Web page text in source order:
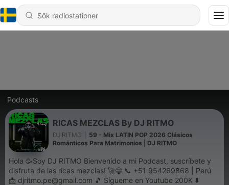
Podcasts
RICAS MEZCLAS By DJ RITMO
DJ RITMO
59 - Mix LATIN POP 2026 Clásicos
Románticos Para Matrimonios | DJ RITMO
Hola 🥳Soy DJ RITMO Bienvenido a mi Podcast, suscríbete y
disfruta de las ricas mezclas! 🚀😄 📞 +51 954269868 | Perú
📩 djritmo.pe@gmail.com 🎵 Sígueme en Youtube 200K ⬇️